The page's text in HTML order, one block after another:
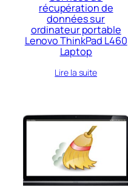
récupération de
données sur
ordinateur portable
Lenovo ThinkPad L460
Laptop
Lire la suite